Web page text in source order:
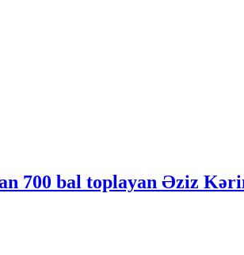
700 bal toplayan Əziz